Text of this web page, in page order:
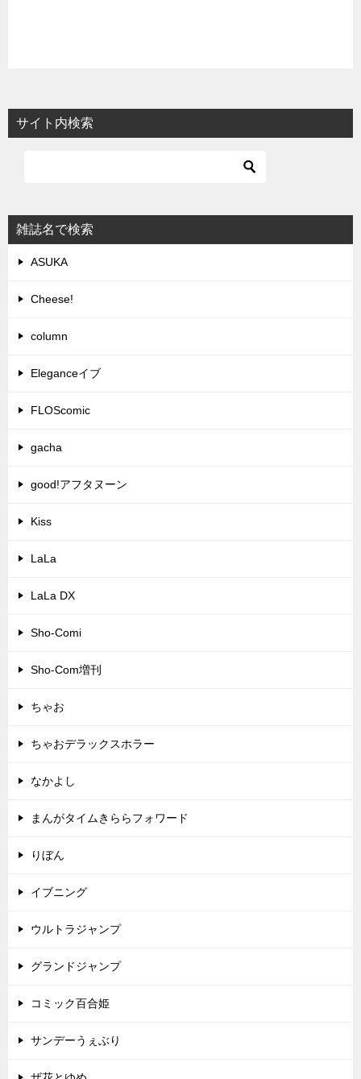
サイト内検索
雑誌名で検索
ASUKA
Cheese!
column
Eleganceイブ
FLOScomic
gacha
good!アフタヌーン
Kiss
LaLa
LaLa DX
Sho-Comi
Sho-Com増刊
ちゃお
ちゃおデラックスホラー
なかよし
まんがタイムきららフォワード
りぼん
イブニング
ウルトラジャンプ
グランドジャンプ
コミック百合姫
サンデーうぇぶり